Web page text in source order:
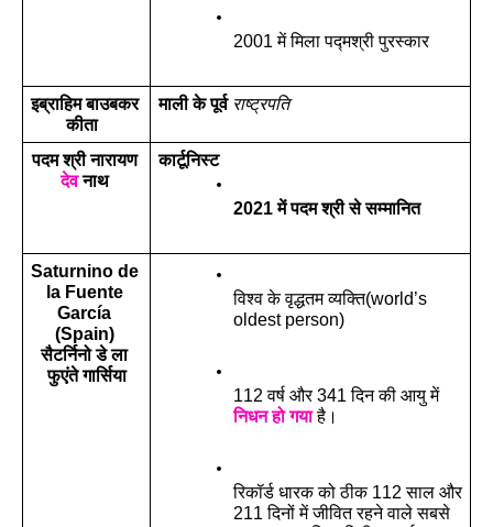
2001 में मिला पद्मश्री पुरस्कार
इब्राहिम बाउबकर
कीता
माली के पूर्व राष्ट्रपति
पदम श्री नारायण
देव नाथ
कार्टूनिस्ट
2021 में पदम श्री से सम्मानित
Saturnino de
la Fuente
García
(Spain)
सैटर्निनो डे ला
फुएंते गार्सिया
विश्व के वृद्धतम व्यक्ति(world’s
oldest person)
112 वर्ष और 341 दिन की आयु में
निधन हो गया है।
रिकॉर्ड धारक को ठीक 112 साल और
211 दिनों में जीवित रहने वाले सबसे